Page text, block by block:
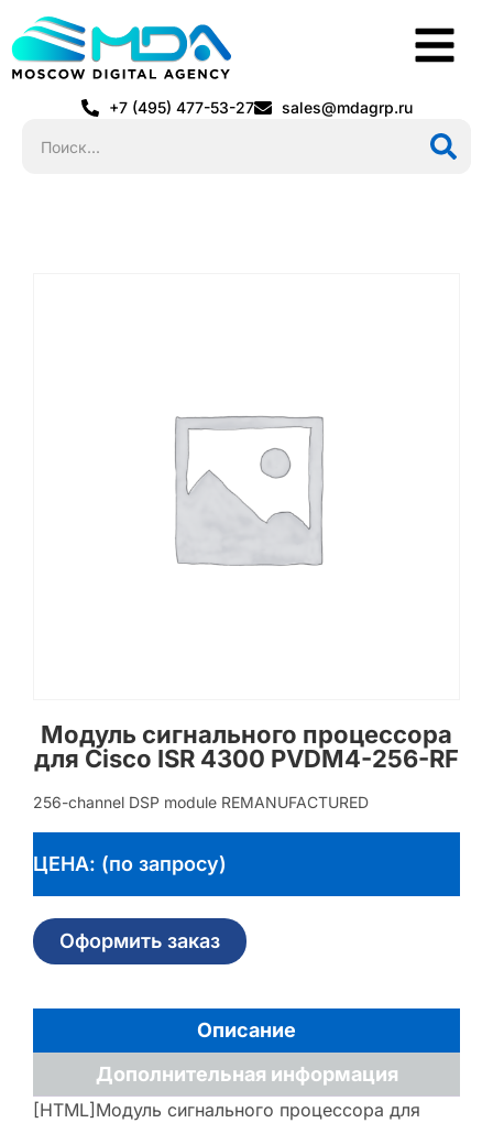
+7 (495) 477-53-27 sales@mdagrp.ru
Модуль сигнального процессора
для Cisco ISR 4300 PVDM4-256-RF
256-channel DSP module REMANUFACTURED
ЦЕНА: (по запросу)
Оформить заказ
Описание
Дополнительная информация
[HTML]Модуль сигнального процессора для